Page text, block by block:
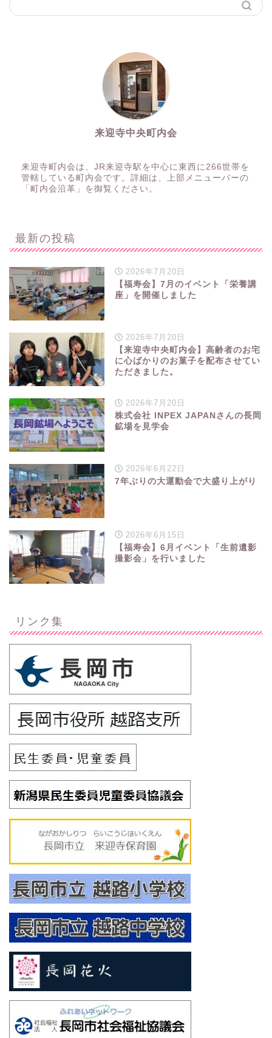
来迎寺中央町内会
来迎寺町内会は、JR来迎寺駅を中心に東西に266世帯を
管轄している町内会です。詳細は、上部メニューバーの
「町内会沿革」を御覧ください。
最新の投稿
2026年7月20日
【福寿会】7月のイベント「栄養講
座」を開催しました
2026年7月20日
【来迎寺中央町内会】高齢者のお宅
に心ばかりのお菓子を配布させてい
ただきました。
2026年7月20日
株式会社 INPEX JAPANさんの長岡
鉱場を見学会
2026年6月22日
7年ぶりの大運動会で大盛り上がり
2026年6月15日
【福寿会】6月イベント「生前遺影
撮影会」を行いました
リンク集